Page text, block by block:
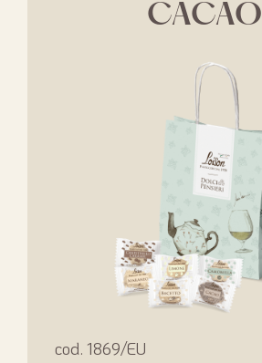
CACAO
cod. 1869/EU